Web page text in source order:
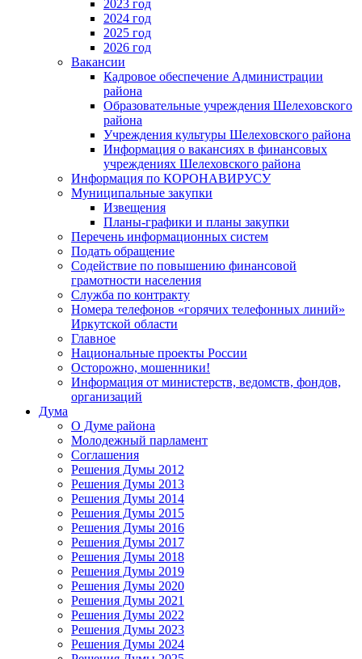
2023 год
2024 год
2025 год
2026 год
Вакансии
Кадровое обеспечение Администрации
района
Образовательные учреждения Шелеховского
района
Учреждения культуры Шелеховского района
Информация о вакансиях в финансовых
учреждениях Шелеховского района
Информация по КОРОНАВИРУСУ
Муниципальные закупки
Извещения
Планы-графики и планы закупки
Перечень информационных систем
Подать обращение
Содействие по повышению финансовой
грамотности населения
Служба по контракту
Номера телефонов «горячих телефонных линий»
Иркутской области
Главное
Национальные проекты России
Осторожно, мошенники!
Информация от министерств, ведомств, фондов,
организаций
Дума
О Думе района
Молодежный парламент
Соглашения
Решения Думы 2012
Решения Думы 2013
Решения Думы 2014
Решения Думы 2015
Решения Думы 2016
Решения Думы 2017
Решения Думы 2018
Решения Думы 2019
Решения Думы 2020
Решения Думы 2021
Решения Думы 2022
Решения Думы 2023
Решения Думы 2024